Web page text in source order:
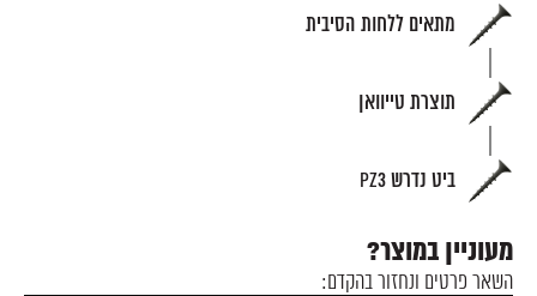
מתאים ללחות הסיבית
תוצרת טייוואן
ביט נדרש PZ3
מעוניין במוצר?
השאר פרטים ונחזור בהקדם: